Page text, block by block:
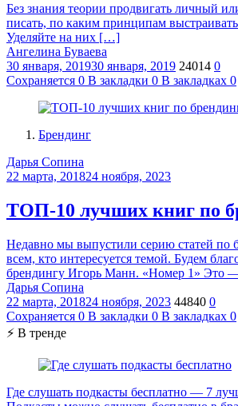
Без знания теории продвигать личный
писать, по каким принципам
Уделяйте на них […]
Ангелина Буваева
30 января, 201930 января, 2019 24014 0
Сохраняется 0 В закладки 0 В закладках 0
Брендинг
Дарья Сопина
22 марта, 201824 ноября, 2023
ТОП-10 лучших книг по
Недавно мы выпустили серию статей по
всем, кто интересуется темой. Будем
брендингу Игорь Манн. «Номер 1»
Дарья Сопина
22 марта, 201824 ноября, 2023 44840 0
Сохраняется 0 В закладки 0 В закладках 0
⚡ В тренде
Где слушать подкасты бесплатно — 7